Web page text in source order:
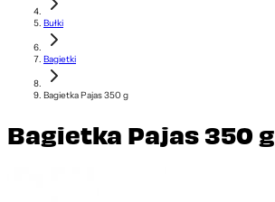
Bułki
Bagietki
Bagietka Pajas 350 g
Bagietka Pajas 350 g